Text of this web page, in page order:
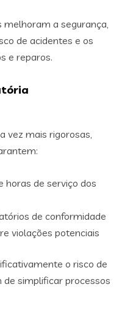
melhoram a segurança,
de acidentes e os
e reparos.
vez mais rigorosas,
horas de serviço dos
de conformidade
violações potenciais
o risco de
simplificar processos